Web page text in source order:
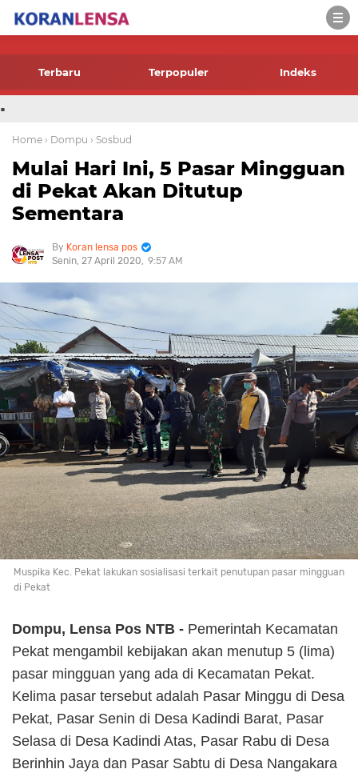
-->
Terbaru Terpopuler Indeks
.
Home › Dompu › Sosbud
Mulai Hari Ini, 5 Pasar Mingguan
di Pekat Akan Ditutup
Sementara
Koran lensa pos
Senin, 27 April 2020
9:57 AM
Muspika Kec. Pekat lakukan sosialisasi terkait penutupan pasar mingguan
di Pekat
Dompu, Lensa Pos NTB - Pemerintah Kecamatan
Pekat mengambil kebijakan akan menutup 5 (lima)
pasar mingguan yang ada di Kecamatan Pekat.
Kelima pasar tersebut adalah Pasar Minggu di Desa
Pekat, Pasar Senin di Desa Kadindi Barat, Pasar
Selasa di Desa Kadindi Atas, Pasar Rabu di Desa
Berinhin Jaya dan Pasar Sabtu di Desa Nangakara